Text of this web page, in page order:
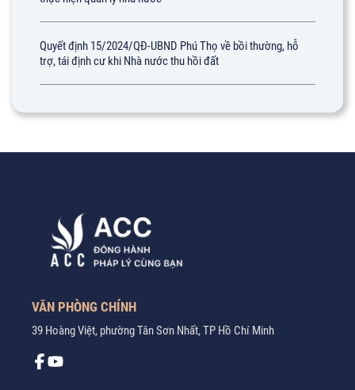
Quyết định 15/2024/QĐ-UBND Phú Thọ về bồi thường, hỗ
trợ, tái định cư khi Nhà nước thu hồi đất
VĂN PHÒNG CHÍNH
39 Hoàng Việt, phường Tân Sơn Nhất, TP Hồ Chí Minh